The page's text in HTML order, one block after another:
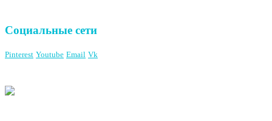
Социальные сети
Pinterest Youtube Email Vk